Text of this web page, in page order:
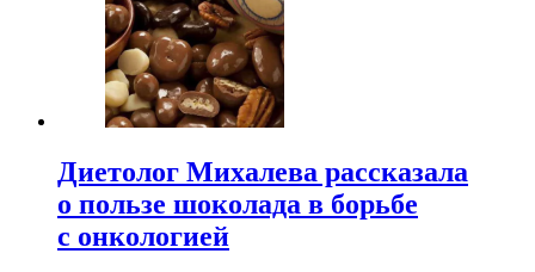
Диетолог Михалева рассказала
о пользе шоколада в борьбе
с онкологией